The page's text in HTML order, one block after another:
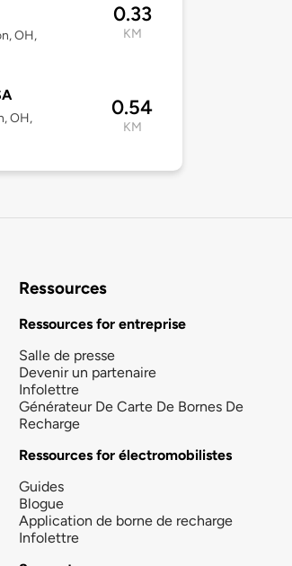
OH,
0.33
KM
OH,
0.54
KM
Ressources
Ressources for entreprise
Salle de presse
Devenir un partenaire
Infolettre
Générateur De Carte De Bornes De
Recharge
Ressources for électromobilistes
Guides
Blogue
Application de borne de recharge
Infolettre